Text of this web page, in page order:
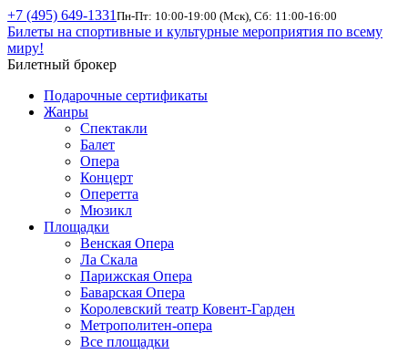
+7 (495) 649-1331 Пн-Пт: 10:00-19:00 (Мск), Сб: 11:00-16:00
Билеты на спортивные и культурные мероприятия по всему
миру!
Билетный брокер
Подарочные сертификаты
Жанры
Спектакли
Балет
Опера
Концерт
Оперетта
Мюзикл
Площадки
Венская Опера
Ла Скала
Парижская Опера
Баварская Опера
Королевский театр Ковент-Гарден
Метрополитен-опера
Все площадки